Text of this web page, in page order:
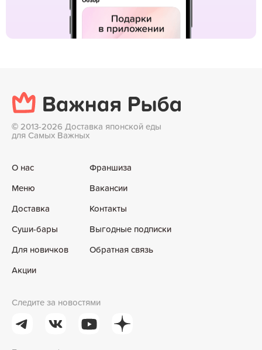
© 2013-2026 Доставка японской еды
для Самых Важных
О нас
Меню
Доставка
Суши-бары
Для новичков
Акции
Франшиза
Вакансии
Контакты
Выгодные подписки
Обратная связь
Следите за новостями